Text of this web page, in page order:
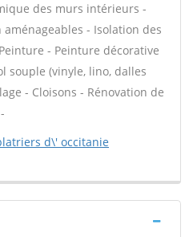
des murs intérieurs -
- Isolation des
- Peinture décorative
souple (vinyle, lino, dalles
- Cloisons - Rénovation de
d\' occitanie